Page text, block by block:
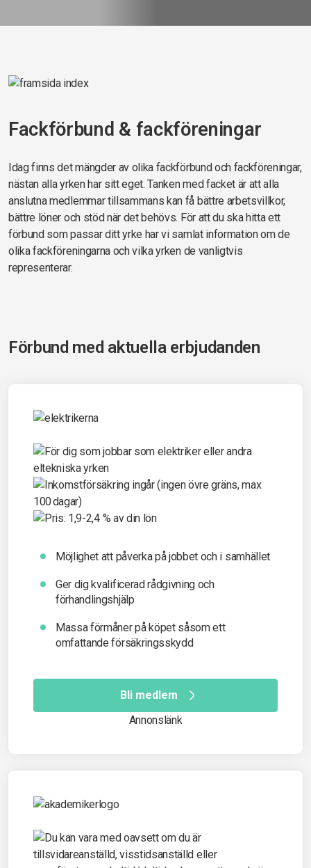
Fackförbund & fackföreningar
Idag finns det mängder av olika fackförbund och fackföreningar,
nästan alla yrken har sitt eget. Tanken med facket är att alla
anslutna medlemmar tillsammans kan få bättre arbetsvillkor,
bättre löner och stöd när det behövs. För att du ska hitta ett
förbund som passar ditt yrke har vi samlat information om de
olika fackföreningarna och vilka yrken de vanligtvis
representerar.
Förbund med aktuella erbjudanden
Möjlighet att påverka på jobbet och i samhället
Ger dig kvalificerad rådgivning och
förhandlingshjälp
Massa förmåner på köpet såsom ett
omfattande försäkringsskydd
Bli medlem
Annonslänk